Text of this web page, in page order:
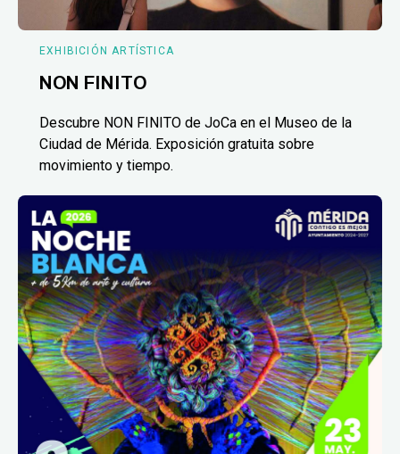
EXHIBICIÓN ARTÍSTICA
NON FINITO
Descubre NON FINITO de JoCa en el Museo de la
Ciudad de Mérida. Exposición gratuita sobre
movimiento y tiempo.